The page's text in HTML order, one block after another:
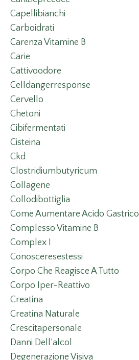
Capellibianchi
Carboidrati
Carenza Vitamine B
Carie
Cattivoodore
Celldangerresponse
Cervello
Chetoni
Cibifermentati
Cisteina
Ckd
Clostridiumbutyricum
Collagene
Collodibottiglia
Come Aumentare Acido Gastrico
Complesso Vitamine B
Complex I
Conosceresestessi
Corpo Che Reagisce A Tutto
Corpo Iper-Reattivo
Creatina
Creatina Naturale
Crescitapersonale
Danni Dell’alcol
Degenerazione Visiva